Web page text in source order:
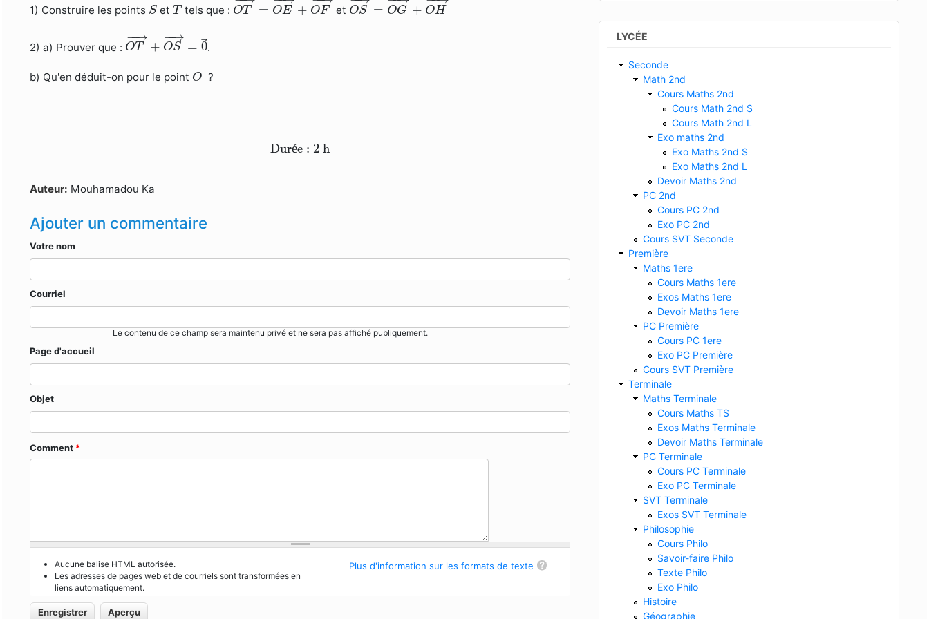
1) Construire les points S
Set T
Ttels que : OT = OE + OF et OS = OG + OH
2) a) Prouver que :
−
− →
OT +
−→
OS = 0
→ S→
.
b) Qu'en déduit-on pour le point O
O ?
Durée : 2 h
Durée : 2 h
Auteur: Mouhamadou Ka
Ajouter un commentaire
Votre nom
Courriel
Le contenu de ce champ sera maintenu privé et ne sera pas affiché publiquement.
Page d'accueil
Objet
Comment *
Plus d'information sur les formats de texte
Aucune balise HTML autorisée.
Les adresses de pages web et de courriels sont transformées en
liens automatiquement.
LYCÉE
Seconde
Math 2nd
Cours Maths 2nd
Cours Math 2nd S
Cours Math 2nd L
Exo maths 2nd
Exo Maths 2nd S
Exo Maths 2nd L
Devoir Maths 2nd
PC 2nd
Cours PC 2nd
Exo PC 2nd
Cours SVT Seconde
Première
Maths 1ere
Cours Maths 1ere
Exos Maths 1ere
Devoir Maths 1ere
PC Première
Cours PC 1ere
Exo PC Première
Cours SVT Première
Terminale
Maths Terminale
Cours Maths TS
Exos Maths Terminale
Devoir Maths Terminale
PC Terminale
Cours PC Terminale
Exo PC Terminale
SVT Terminale
Exos SVT Terminale
Philosophie
Cours Philo
Savoir-faire Philo
Texte Philo
Exo Philo
Histoire
Géographie